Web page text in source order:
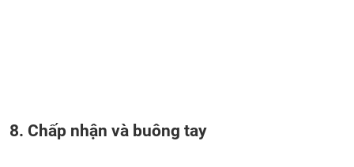
8. Chấp nhận và buông tay